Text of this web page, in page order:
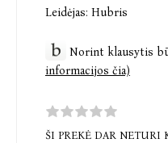
Leidėjas: Hubris
Norint klausytis
informacijos čia)
ŠI PREKĖ DAR NETURI